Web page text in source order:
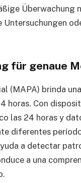
Überwachung
für genaue
(MAPA) brinda
horas. Con
las 24 horas y
diferentes
a detectar
a una